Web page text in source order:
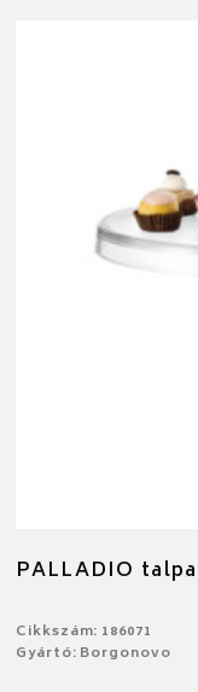
PALLADIO
Cikkszám: 186071
Gyártó: Borgonovo